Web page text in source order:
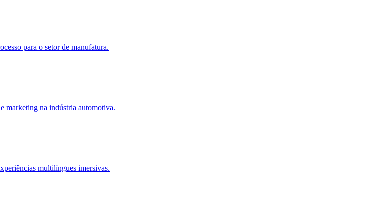
para o setor de manufatura.
marketing na indústria automotiva.
multilíngues imersivas.